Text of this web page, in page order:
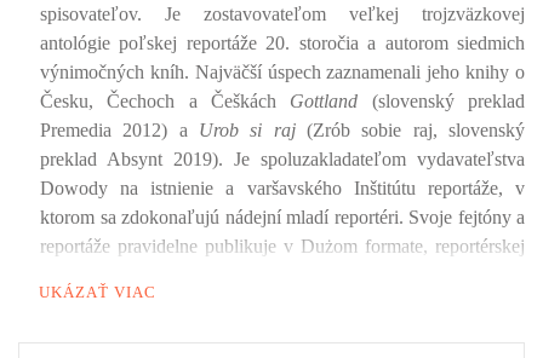
spisovateľov. Je zostavovateľom veľkej trojzväzkovej
antológie poľskej reportáže 20. storočia a autorom siedmich
výnimočných kníh. Najväčší úspech zaznamenali jeho knihy o
Česku, Čechoch a Češkách Gottland (slovenský preklad
Premedia 2012) a Urob si raj (Zrób sobie raj, slovenský
preklad Absynt 2019). Je spoluzakladateľom vydavateľstva
Dowody na istnienie a varšavského Inštitútu reportáže, v
ktorom sa zdokonaľujú nádejní mladí reportéri. Svoje fejtóny a
reportáže pravidelne publikuje v Dużom formate, reportérskej
pravda(Projekt: prawda), ktorej leitmotívom je hľadanie malej
UKÁZAŤ VIAC